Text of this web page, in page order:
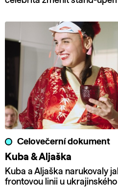
Celovečerní dokument
Kuba & Aljaška
Kuba a Aljaška narukovaly
frontovou linii u